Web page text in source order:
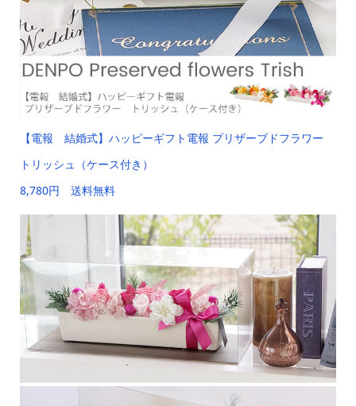
【電報 結婚式】ハッピーギフト電報 プリザーブドフラワー
トリッシュ（ケース付き）
8,780円 送料無料